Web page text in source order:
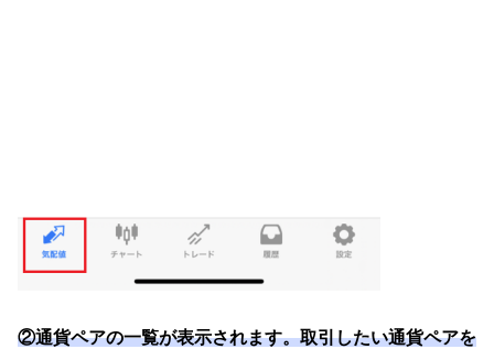
②通貨ペアの一覧が表示されます。取引したい通貨ペアを